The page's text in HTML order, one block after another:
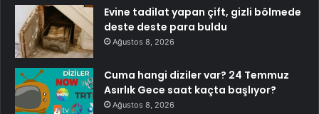
Evine tadilat yapan çift, gizli bölmede
deste deste para buldu
Ağustos 8, 2026
Cuma hangi diziler var? 24 Temmuz
Asırlık Gece saat kaçta başlıyor?
Ağustos 8, 2026